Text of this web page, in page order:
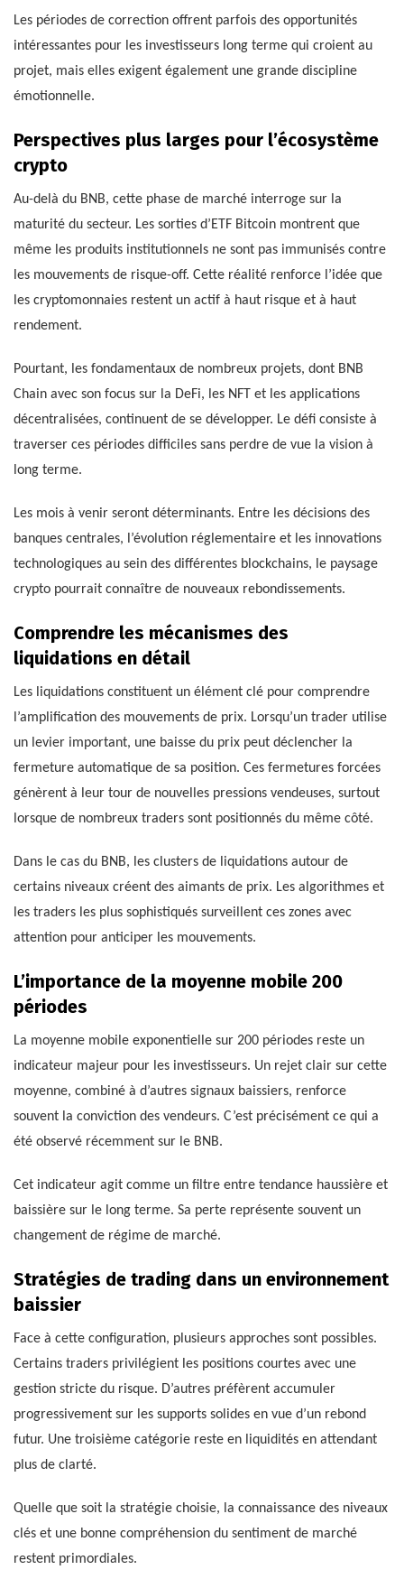
Les périodes de correction offrent parfois des opportunités
intéressantes pour les investisseurs long terme qui croient au
projet, mais elles exigent également une grande discipline
émotionnelle.
Perspectives plus larges pour l’écosystème
crypto
Au-delà du BNB, cette phase de marché interroge sur la
maturité du secteur. Les sorties d’ETF Bitcoin montrent que
même les produits institutionnels ne sont pas immunisés contre
les mouvements de risque-off. Cette réalité renforce l’idée que
les cryptomonnaies restent un actif à haut risque et à haut
rendement.
Pourtant, les fondamentaux de nombreux projets, dont BNB
Chain avec son focus sur la DeFi, les NFT et les applications
décentralisées, continuent de se développer. Le défi consiste à
traverser ces périodes difficiles sans perdre de vue la vision à
long terme.
Les mois à venir seront déterminants. Entre les décisions des
banques centrales, l’évolution réglementaire et les innovations
technologiques au sein des différentes blockchains, le paysage
crypto pourrait connaître de nouveaux rebondissements.
Comprendre les mécanismes des
liquidations en détail
Les liquidations constituent un élément clé pour comprendre
l’amplification des mouvements de prix. Lorsqu’un trader utilise
un levier important, une baisse du prix peut déclencher la
fermeture automatique de sa position. Ces fermetures forcées
génèrent à leur tour de nouvelles pressions vendeuses, surtout
lorsque de nombreux traders sont positionnés du même côté.
Dans le cas du BNB, les clusters de liquidations autour de
certains niveaux créent des aimants de prix. Les algorithmes et
les traders les plus sophistiqués surveillent ces zones avec
attention pour anticiper les mouvements.
L’importance de la moyenne mobile 200
périodes
La moyenne mobile exponentielle sur 200 périodes reste un
indicateur majeur pour les investisseurs. Un rejet clair sur cette
moyenne, combiné à d’autres signaux baissiers, renforce
souvent la conviction des vendeurs. C’est précisément ce qui a
été observé récemment sur le BNB.
Cet indicateur agit comme un filtre entre tendance haussière et
baissière sur le long terme. Sa perte représente souvent un
changement de régime de marché.
Stratégies de trading dans un environnement
baissier
Face à cette configuration, plusieurs approches sont possibles.
Certains traders privilégient les positions courtes avec une
gestion stricte du risque. D’autres préfèrent accumuler
progressivement sur les supports solides en vue d’un rebond
futur. Une troisième catégorie reste en liquidités en attendant
plus de clarté.
Quelle que soit la stratégie choisie, la connaissance des niveaux
clés et une bonne compréhension du sentiment de marché
restent primordiales.